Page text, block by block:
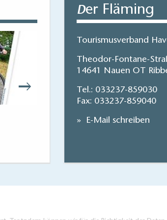
und Sonderfertigungen
die Zukunft, diesen und andere zu
Fertigkeiten zu erhalten und mit
unserer Väter zu bewahren.
Der Fläming
Tourismusverband
Theodor-Fontane-
14641 Nauen OT
Tel.: 033237-859030
Fax: 033237-859040
E-Mail schreiben